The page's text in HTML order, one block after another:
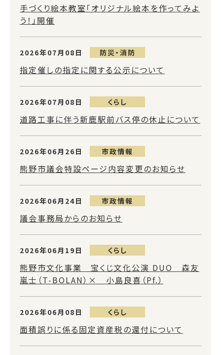
手づくり絵本教室「オリジナル絵本を作ってみよ
う！」開催
2026年07月08日 防災・消防
指定催しの指定に関する公示について
2026年07月08日 くらし
道路工事に伴う新鹿駅前バス停の休止について
2026年06月26日 市政情報
熊野市議会特設ページ内容変更のお知らせ
2026年06月24日 市政情報
議会事務局からのお知らせ
2026年06月19日 くらし
熊野市文化事業 宝くじ文化公演 DUO 森友
嵐士（T-BOLAN）× 小島良喜（Pf.）
2026年06月08日 くらし
面積誤りに係る固定資産税の還付について